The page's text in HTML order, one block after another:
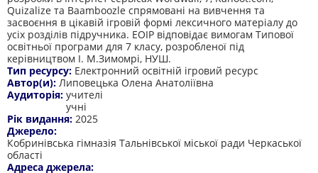
Quizalize та Baamboozle спрямовані на вивчення та
засвоєння в цікавій ігровій формі лексичного матеріалу до
усіх розділів підручника. ЕОІР відповідає вимогам Типової
освітньої програми для 7 класу, розробленої під
керівництвом І. М.Зимомрі, НУШ.
Тип ресурсу: Електронний освітній ігровий ресурс
Автор(и): Липовецька Олена Анатоліївна
Аудиторія: учителі
учні
Рік видання: 2025
Джерело:
Кобринівська гімназія Тальнівської міської ради Черкаської
області
Адреса джерела: